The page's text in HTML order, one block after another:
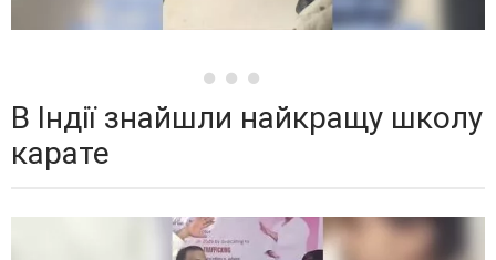
В Індії знайшли найкращу школу
карате